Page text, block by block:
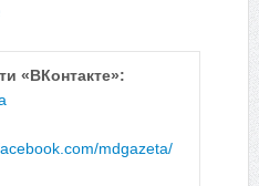
mdgazeta/